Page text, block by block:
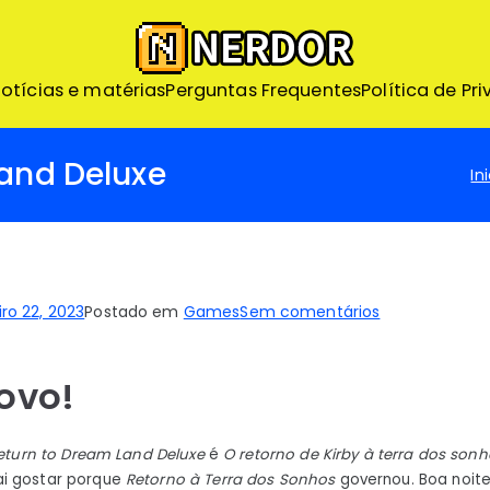
Nerdor – Nerd ao
Nerdor - A maior loja Nerd
e matériasPerguntas FrequentesPolítica de
Deluxe
22, 2023Postado em GamesSem comentários
Land
Deluxe
to Dream Land Deluxeé O retorno de Kirby à terra dos
gostar porque Retorno à Terra dos Sonhosgovernou. Boa